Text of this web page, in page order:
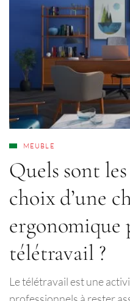
MEUBLE
Quels sont
choix d’une
ergonomique
télétravail ?
Le télétravail est une